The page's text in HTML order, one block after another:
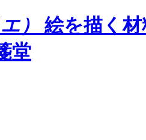
絵を描く
堂